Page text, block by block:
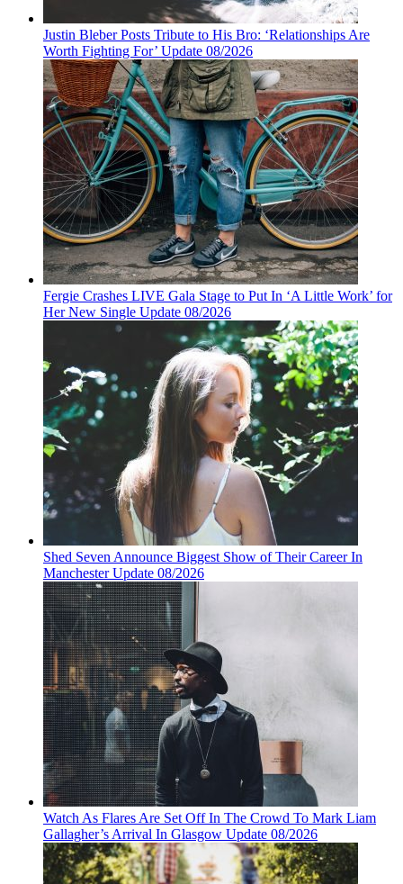
Justin Bleber Posts Tribute to His Bro: ‘Relationships Are
Worth Fighting For’ Update 08/2026
Fergie Crashes LIVE Gala Stage to Put In ‘A Little Work’ for
Her New Single Update 08/2026
Shed Seven Announce Biggest Show of Their Career In
Manchester Update 08/2026
Watch As Flares Are Set Off In The Crowd To Mark Liam
Gallagher’s Arrival In Glasgow Update 08/2026